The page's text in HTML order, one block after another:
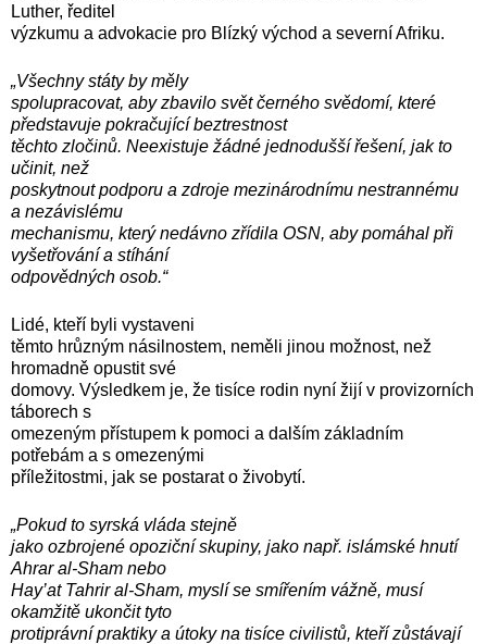
Luther, ředitel
výzkumu a advokacie pro Blízký východ a severní Afriku.
„Všechny státy by měly
spolupracovat, aby zbavilo svět černého svědomí, které
představuje pokračující beztrestnost
těchto zločinů. Neexistuje žádné jednodušší řešení, jak to
učinit, než
poskytnout podporu a zdroje mezinárodnímu nestrannému
a nezávislému
mechanismu, který nedávno zřídila OSN, aby pomáhal při
vyšetřování a stíhání
odpovědných osob.“
Lidé, kteří byli vystaveni
těmto hrůzným násilnostem, neměli jinou možnost, než
hromadně opustit své
domovy. Výsledkem je, že tisíce rodin nyní žijí v provizorních
táborech s
omezeným přístupem k pomoci a dalším základním
potřebám a s omezenými
příležitostmi, jak se postarat o živobytí.
„Pokud to syrská vláda stejně
jako ozbrojené opoziční skupiny, jako např. islámské hnutí
Ahrar al-Sham nebo
Hay’at Tahrir al-Sham, myslí se smířením vážně, musí
okamžitě ukončit tyto
protiprávní praktiky a útoky na tisíce civilistů, kteří zůstávají